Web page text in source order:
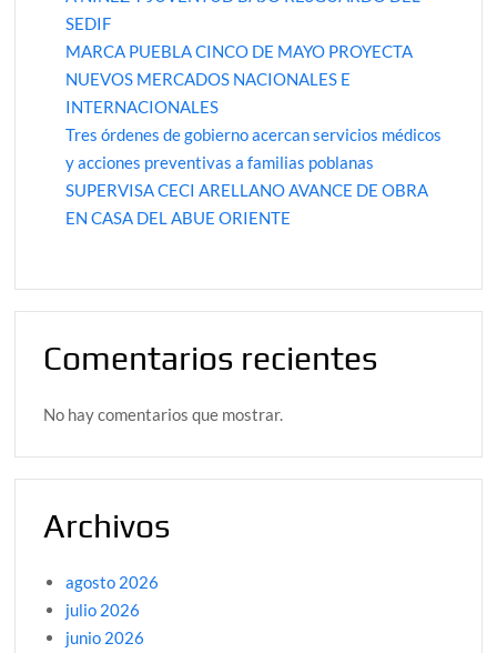
SEDIF
MARCA PUEBLA CINCO DE MAYO PROYECTA
NUEVOS MERCADOS NACIONALES E
INTERNACIONALES
Tres órdenes de gobierno acercan servicios médicos
y acciones preventivas a familias poblanas
SUPERVISA CECI ARELLANO AVANCE DE OBRA
EN CASA DEL ABUE ORIENTE
Comentarios recientes
No hay comentarios que mostrar.
Archivos
agosto 2026
julio 2026
junio 2026